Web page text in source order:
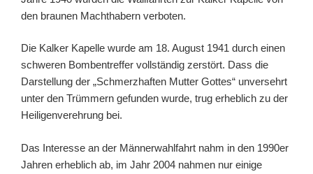
den braunen Machthabern verboten.
Die Kalker Kapelle wurde am 18. August 1941 durch einen
schweren Bombentreffer vollständig zerstört. Dass die
Darstellung der „Schmerzhaften Mutter Gottes“ unversehrt
unter den Trümmern gefunden wurde, trug erheblich zu der
Heiligenverehrung bei.
Das Interesse an der Männerwahlfahrt nahm in den 1990er
Jahren erheblich ab, im Jahr 2004 nahmen nur einige